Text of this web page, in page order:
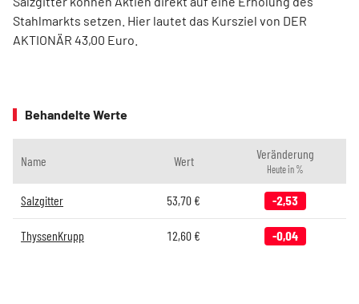
Stahlmarkts setzen. Hier lautet das Kursziel von DER
AKTIONÄR 43,00 Euro.
Behandelte Werte
Name Wert Veränderung
Heute in %
Salzgitter 53,70 € -2,53
ThyssenKrupp 12,60 € -0,04